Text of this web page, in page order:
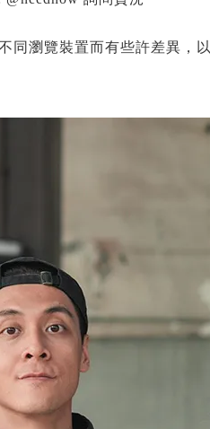
同瀏覽裝置而有些許差異，